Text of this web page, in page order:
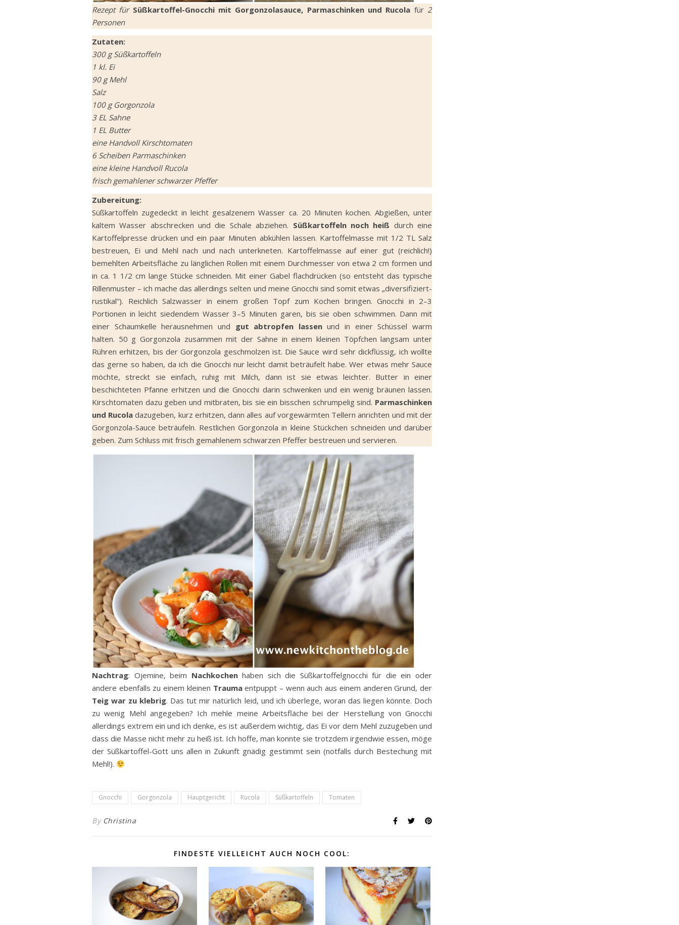
Rezept für Süßkartoffel-Gnocchi mit Gorgonzolasauce, Parmaschinken und Rucola für2
Personen
Zutaten:
300 g Süßkartoffeln
1 kl. Ei
90 g Mehl
Salz
100 g Gorgonzola
3 EL Sahne
1 EL Butter
eine Handvoll Kirschtomaten
6 Scheiben Parmaschinken
eine kleine Handvoll Rucola
frisch gemahlener schwarzer Pfeffer
Zubereitung:
Süßkartoffeln zugedeckt in leicht gesalzenem Wasser ca. 20 Minuten kochen. Abgießen, unter
kaltem Wasser abschrecken und die Schale abziehen. Süßkartoffeln noch heiß durch eine
Kartoffelpresse drücken und ein paar Minuten abkühlen lassen. Kartoffelmasse mit 1/2 TL Salz
bestreuen, Ei und Mehl nach und nach unterkneten. Kartoffelmasse auf einer gut (reichlich!)
bemehlten Arbeitsfläche zu länglichen Rollen mit einem Durchmesser von etwa 2 cm formen und
in ca. 1 1/2 cm lange Stücke schneiden. Mit einer Gabel flachdrücken (so entsteht das typische
Rillenmuster – ich mache das allerdings selten und meine Gnocchi sind somit etwas „diversifiziert-
rustikal“). Reichlich Salzwasser in einem großen Topf zum Kochen bringen. Gnocchi in 2–3
Portionen in leicht siedendem Wasser 3–5 Minuten garen, bis sie oben schwimmen. Dann mit
einer Schaumkelle herausnehmen und gut abtropfen lassenund in einer Schüssel warm
halten. 50 g Gorgonzola zusammen mit der Sahne in einem kleinen Töpfchen langsam unter
Rühren erhitzen, bis der Gorgonzola geschmolzen ist. Die Sauce wird sehr dickflüssig, ich wollte
das gerne so haben, da ich die Gnocchi nur leicht damit beträufelt habe. Wer etwas mehr Sauce
möchte, streckt sie einfach, ruhig mit Milch, dann ist sie etwas leichter. Butter in einer
beschichteten Pfanne erhitzen und die Gnocchi darin schwenken und ein wenig bräunen lassen.
Kirschtomaten dazu geben und mitbraten, bis sie ein bisschen schrumpelig sind. Parmaschinken
und Rucola dazugeben, kurz erhitzen, dann alles auf vorgewärmten Tellern anrichten und mit der
Gorgonzola-Sauce beträufeln. Restlichen Gorgonzola in kleine Stückchen schneiden und darüber
geben. Zum Schluss mit frisch gemahlenem schwarzen Pfeffer bestreuen und servieren.
Nachtrag: Ojemine, beim Nachkochenhaben sich die Süßkartoffelgnocchi für die ein oder
andere ebenfalls zu einem kleinen Traumaentpuppt – wenn auch aus einem anderen Grund, der
Teig war zu klebrig. Das tut mir natürlich leid, und ich überlege, woran das liegen könnte. Doch
zu wenig Mehl angegeben? Ich mehle meine Arbeitsfläche bei der Herstellung von Gnocchi
allerdings extrem ein und ich denke, es ist außerdem wichtig, das Ei vor dem Mehl zuzugeben und
dass die Masse nicht mehr zu heiß ist. Ich hoffe, man konnte sie trotzdem irgendwie essen, möge
der Süßkartoffel-Gott uns allen in Zukunft gnädig gestimmt sein (notfalls durch Bestechung mit
Mehl!).
Gnocchi Gorgonzola Hauptgericht Rucola Süßkartoffeln Tomaten
By Christina
FINDESTE VIELLEICHT AUCH NOCH COOL: